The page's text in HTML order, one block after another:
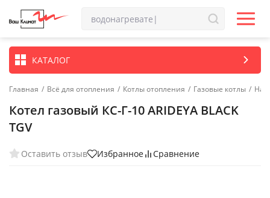
КАТАЛОГ
Главная / Всё для отопления / Котлы отопления / Газовые котлы /
Котел газовый КС-Г-10 ARIDEYA BLACK
TGV
Оставить отзыв Избранное Сравнение